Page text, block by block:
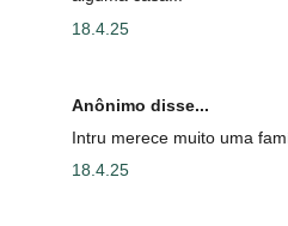
18.4.25
Anônimo disse...
Intru merece muito uma
18.4.25